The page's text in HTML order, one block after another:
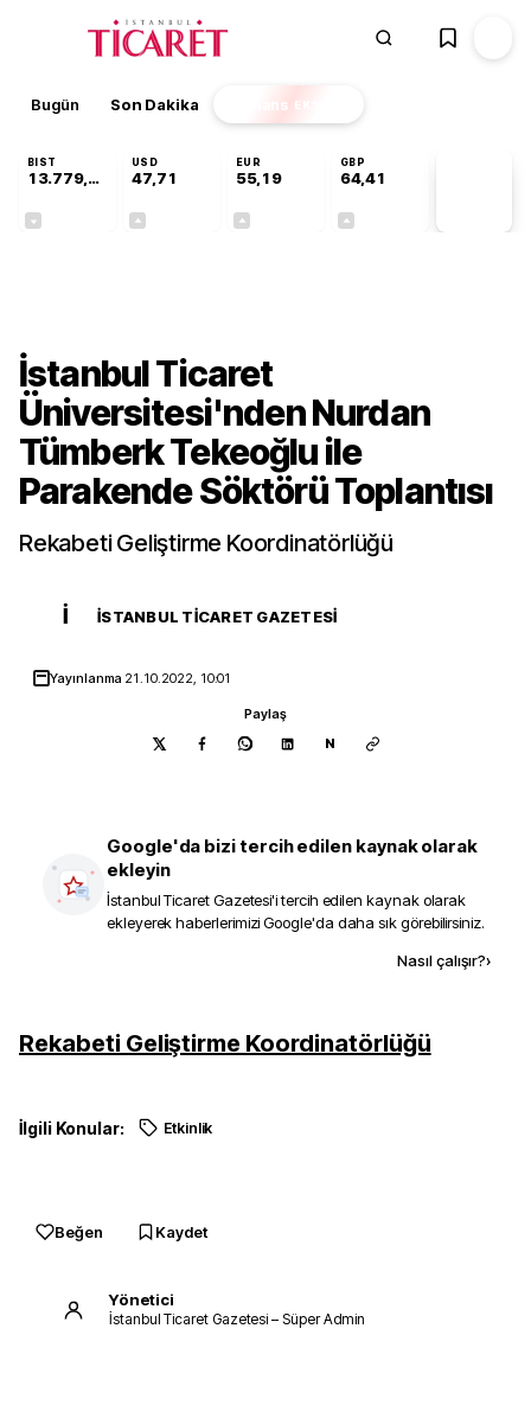
Bugün Son Dakika Finans EKSTRA
BIST
13.779,39
USD
47,71
EUR
55,19
GBP
64,41
İstanbul Ticaret
Üniversitesi'nden Nurdan
Tümberk Tekeoğlu ile
Parakende Söktörü Toplantısı
Rekabeti Geliştirme Koordinatörlüğü
İ İSTANBUL TICARET GAZETESI
Yayınlanma 21.10.2022, 10:01
Paylaş
N
Google'da bizi tercih edilen kaynak olarak
ekleyin
İstanbul Ticaret Gazetesi'i tercih edilen kaynak olarak
ekleyerek haberlerimizi Google'da daha sık görebilirsiniz.
Nasıl çalışır?›
Rekabeti Geliştirme Koordinatörlüğü
İlgili Konular: Etkinlik
Beğen Kaydet
Yönetici
İstanbul Ticaret Gazetesi – Süper Admin